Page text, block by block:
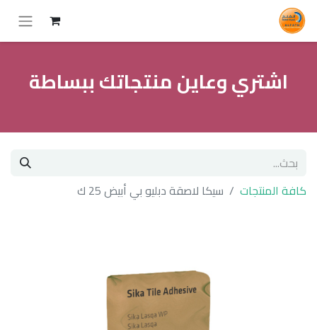
اشتري وعاين منتجاتك ببساطة
كافة المنتجات سيكا لاصقة دبليو بي أبيض 25 ك